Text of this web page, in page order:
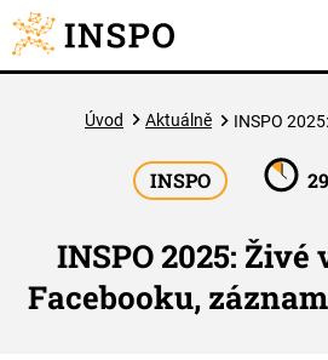
Přejít na hlavní menu
Přejít na obsah
Přejít na kontakt
Úvod Aktuálně
INSPO
INSPO 2025:
Facebooku,